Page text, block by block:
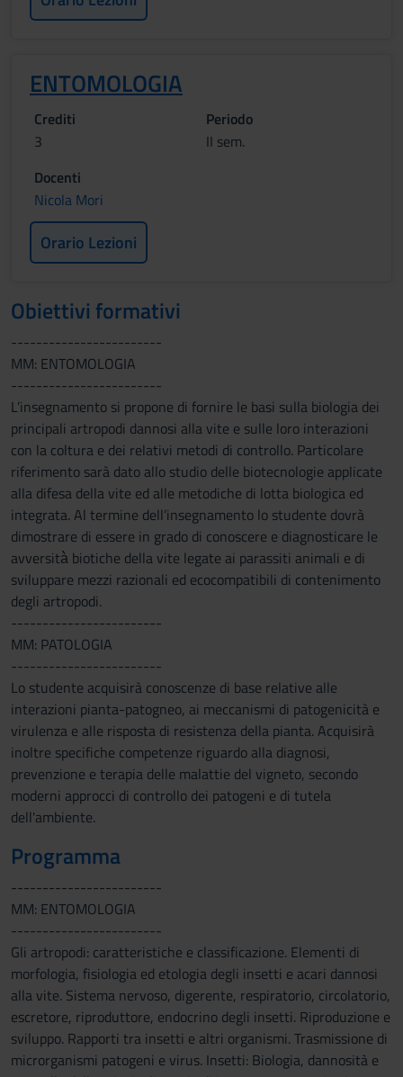
ENTOMOLOGIA
Crediti
3
Periodo
II sem.
Docenti
Nicola Mori
Orario Lezioni
Obiettivi formativi
------------------------
MM: ENTOMOLOGIA
------------------------
L’insegnamento si propone di fornire le basi sulla biologia dei
principali artropodi dannosi alla vite e sulle loro interazioni
con la coltura e dei relativi metodi di controllo. Particolare
riferimento sarà dato allo studio delle biotecnologie applicate
alla difesa della vite ed alle metodiche di lotta biologica ed
integrata. Al termine dell’insegnamento lo studente dovrà
dimostrare di essere in grado di conoscere e diagnosticare le
avversità̀ biotiche della vite legate ai parassiti animali e di
sviluppare mezzi razionali ed ecocompatibili di contenimento
degli artropodi.
------------------------
MM: PATOLOGIA
------------------------
Lo studente acquisirà conoscenze di base relative alle
interazioni pianta-patogneo, ai meccanismi di patogenicità e
virulenza e alle risposta di resistenza della pianta. Acquisirà
inoltre specifiche competenze riguardo alla diagnosi,
prevenzione e terapia delle malattie del vigneto, secondo
moderni approcci di controllo dei patogeni e di tutela
dell'ambiente.
Programma
------------------------
MM: ENTOMOLOGIA
------------------------
Gli artropodi: caratteristiche e classificazione. Elementi di
morfologia, fisiologia ed etologia degli insetti e acari dannosi
alla vite. Sistema nervoso, digerente, respiratorio, circolatorio,
escretore, riproduttore, endocrino degli insetti. Riproduzione e
sviluppo. Rapporti tra insetti e altri organismi. Trasmissione di
microrganismi patogeni e virus. Insetti: Biologia, dannosità e